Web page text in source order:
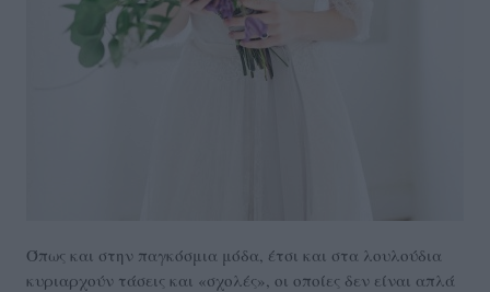
Όπως και στην παγκόσμια μόδα, έτσι και στα λουλούδια
κυριαρχούν τάσεις και «σχολές», οι οποίες δεν είναι απλά